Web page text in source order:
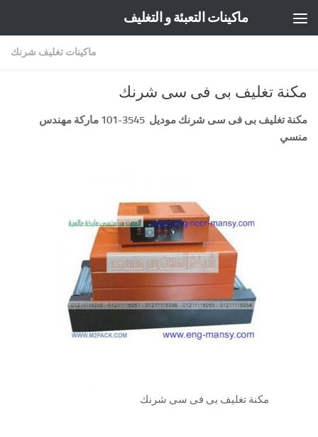
ماكينات التعبئة و التغليف
ماكينات تغليف شرنك
مكنة تغليف بى فى سى شرنك
مكنة تغليف بى فى سى شرنك موديل
3545-101 ماركة مهندس
منسي
مكنة تغليف بى فى سى شرنك